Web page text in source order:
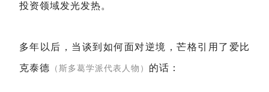
投资领域发光发热。
多年以后，当谈到如何面对逆境，芒格引用了爱比
克泰德 （斯多葛学派代表人物） 的话：